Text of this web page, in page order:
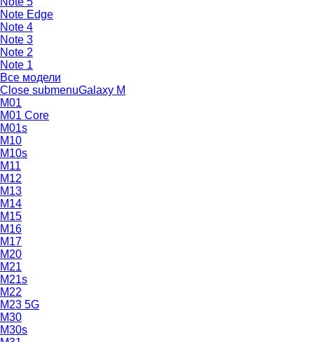
Note Edge
Note 4
Note 3
Note 2
Note 1
Все модели
Close submenuGalaxy M
M01
M01 Core
M01s
M10
M10s
M11
M12
M13
M14
M15
M16
M17
M20
M21
M21s
M22
M23 5G
M30
M30s